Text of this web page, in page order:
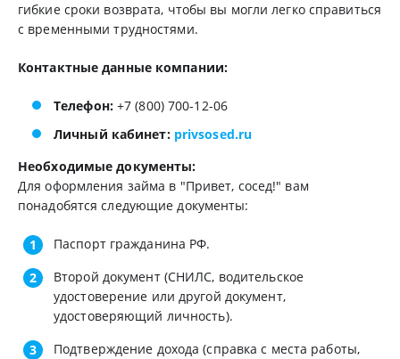
гибкие сроки возврата, чтобы вы могли легко справиться
с временными трудностями.
Контактные данные компании:
Телефон:+7 (800) 700-12-06
Личный кабинет: privsosed.ru
Необходимые документы:
Для оформления займа в "Привет, сосед!" вам
понадобятся следующие документы:
Паспорт гражданина РФ.
Второй документ (СНИЛС, водительское
удостоверение или другой документ,
удостоверяющий личность).
Подтверждение дохода (справка с места работы,